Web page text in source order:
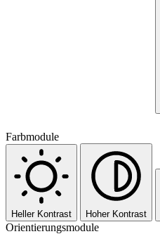
Farbmodule
Heller Kontrast Hoher Kontrast
Orientierungsmodule